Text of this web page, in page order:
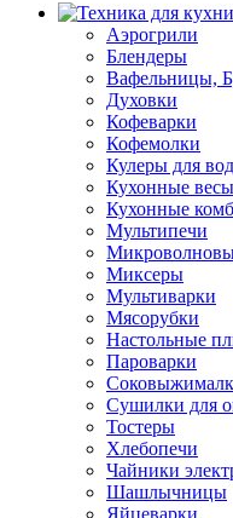
Аэрогрили
Блендеры
Вафельницы,
Духовки
Кофеварки
Кофемолки
Кулеры для
Кухонные весы
Кухонные
Мультипечи
Миксеры
Мультиварки
Мясорубки
Настольные
Пароварки
Сушилки для
Тостеры
Хлебопечи
Чайники
Шашлычницы
Яйцеварки